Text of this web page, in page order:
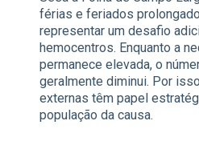
férias e feriados
representar um desafio
hemocentros. Enquanto a
permanece elevada, o
geralmente diminui. Por
externas têm papel
população da causa.